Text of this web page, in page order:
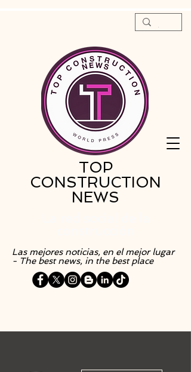
TOP
CONSTRUCTION
NEWS
Las mejores noticias, en el mejor lugar
- The best news, in the best place